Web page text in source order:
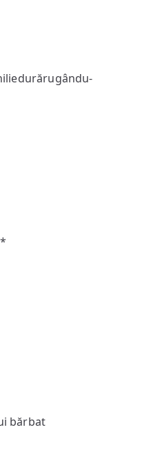
bărbat